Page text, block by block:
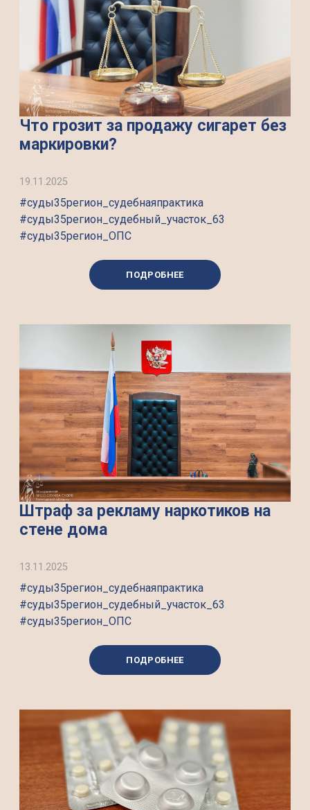
Что грозит за продажу сигарет без
маркировки?
19.11.2025
#суды35регион_судебнаяпрактика
#суды35регион_судебный_участок_63
#суды35регион_ОПС
ПОДРОБНЕЕ
Штраф за рекламу наркотиков на
стене дома
13.11.2025
#суды35регион_судебнаяпрактика
#суды35регион_судебный_участок_63
#суды35регион_ОПС
ПОДРОБНЕЕ